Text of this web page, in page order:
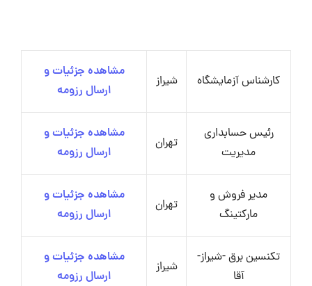
کارشناس آزمایشگاه شیراز
مشاهده جزئیات و
ارسال رزومه
رئیس حسابداری
مدیریت
تهران
مشاهده جزئیات و
ارسال رزومه
مدیر فروش و
مارکتینگ
تهران
مشاهده جزئیات و
ارسال رزومه
تکنسین برق -شیراز-
آقا
شیراز
مشاهده جزئیات و
ارسال رزومه